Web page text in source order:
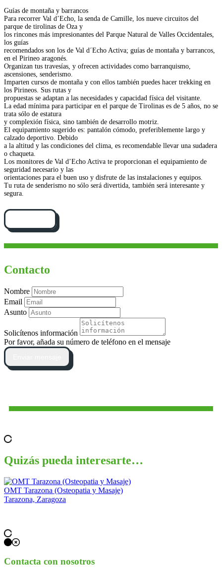
Guías de montaña y barrancos
Para recorrer Val d’Echo, la senda de Camille, los nueve circuitos del
parque de tirolinas de Oza y
los rincones más impresionantes del Parque Natural de Valles Occidentales,
los guías
recomendados son los de Val d´Echo Activa; guías de montaña y barrancos,
en el Pirineo aragonés.
Organizan tus travesías, y ofrecen actividades como barranquismo,
ascensiones, senderismo.
Imparten cursos de montaña y con ellos también puedes hacer trekking en
los Pirineos. Sus rutas y
propuestas se adaptan a las necesidades y capacidad física del visitante.
La edad mínima para participar en el parque de Tirolinas es de 5 años, no se
trata sólo de estatura
y complexión física, sino también de desarrollo motriz.
El equipamiento sugerido es: pantalón cómodo, preferiblemente largo y
calzado deportivo. Debido
a la altitud y las condiciones del clima, es recomendable llevar una sudadera
o chaqueta.
Los monitores de Val d’Echo Activa te proporcionan el equipamiento de
seguridad necesario y las
orientaciones para el buen uso y disfrute de las instalaciones y equipos.
Tu ruta de senderismo no sólo será divertida, también será interesante y
segura.
Contacto
Nombre
Email
Asunto
Solicítenos información
Por favor, añada su número de teléfono en el mensaje
Quizás pueda interesarte…
OMT Tarazona (Osteopatia y Masaje)
Tarazona, Zaragoza
Contacta con nosotros